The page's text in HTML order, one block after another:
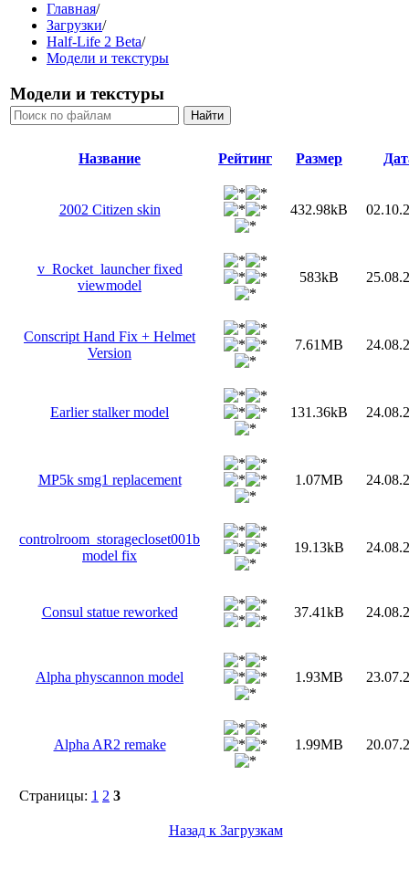
Главная/
Загрузки/
Half-Life 2 Beta/
Модели и текстуры
Модели и текстуры
Название Рейтинг Размер
2002 Citizen skin 432.98kB
v_Rocket_launcher fixed
viewmodel
583kB
Conscript Hand Fix + Helmet
Version
7.61MB
Earlier stalker model 131.36kB
MP5k smg1 replacement 1.07MB
controlroom_storagecloset001b
model fix
19.13kB
Consul statue reworked 37.41kB
Alpha physcannon model 1.93MB
Alpha AR2 remake 1.99MB
Страницы: 1 2 3
Назад к Загрузкам